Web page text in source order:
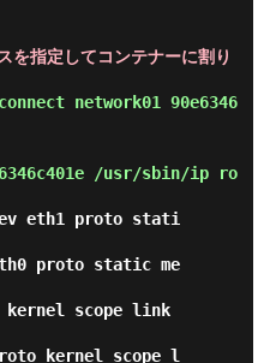
を指定してコンテナーに割り
network01 90e6346
/usr/sbin/ip ro
eth1 proto stati
proto static me
kernel scope link
kernel scope l